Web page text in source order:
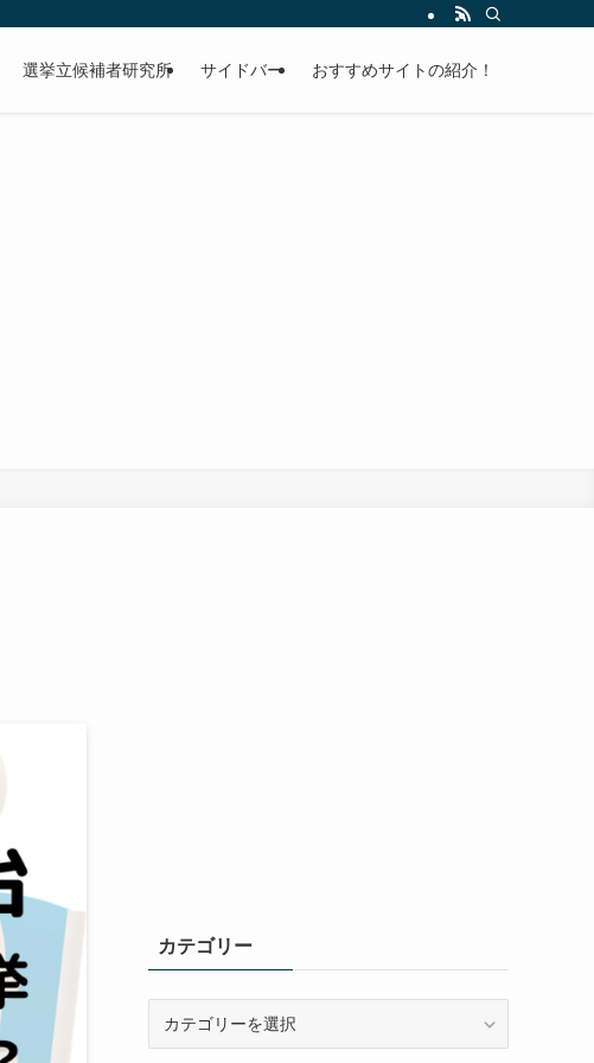
選挙立候補者研究所 サイドバー おすすめサイトの紹介！
カテゴリー